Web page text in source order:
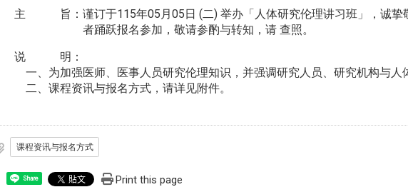
主 旨：谨订于115年05月05日 (二) 举办「人体研究伦理讲习班」，诚挚
者踊跃报名参加，敬请参酌与转知，请 查照。
说 明：
一、为加强医师、医事人员研究伦理知识，并强调研究人员、研究机构与人
二、课程资讯与报名方式，请详见附件。
课程资讯与报名方式
Share Print this page